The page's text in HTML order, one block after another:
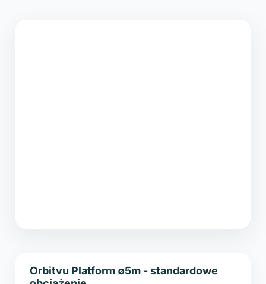
Orbitvu Platform ∅5m - standardowe